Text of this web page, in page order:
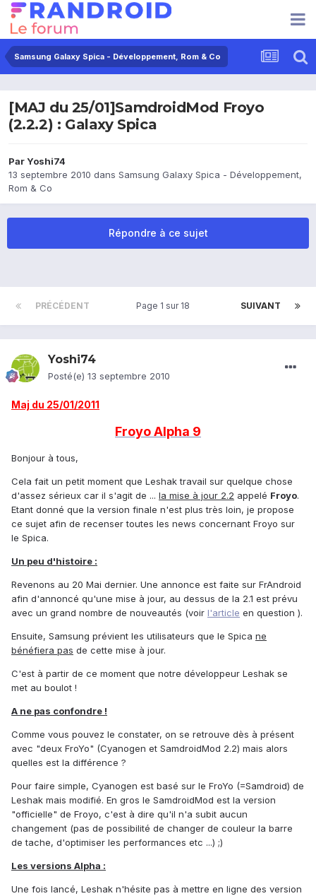
Samsung Galaxy Spica - Développement, Rom & Co
[MAJ du 25/01]SamdroidMod Froyo
(2.2.2) : Galaxy Spica
ParYoshi74
13 septembre 2010 dans Samsung Galaxy Spica - Développement,
Rom & Co
Répondre à ce sujet
PRÉCÉDENT SUIVANT
Page 1 sur 18
Yoshi74
Posté(e) 13 septembre 2010
Maj du 25/01/2011
Froyo Alpha 9
Bonjour à tous,
Cela fait un petit moment que Leshak travail sur quelque chose
d'assez sérieux car il s'agit de ... la mise à jour 2.2 appelé Froyo.
Etant donné que la version finale n'est plus très loin, je propose
ce sujet afin de recenser toutes les news concernant Froyo sur
le Spica.
Un peu d'histoire :
Revenons au 20 Mai dernier. Une annonce est faite sur FrAndroid
afin d'annoncé qu'une mise à jour, au dessus de la 2.1 est prévu
avec un grand nombre de nouveautés (voir l'article en question ).
Ensuite, Samsung prévient les utilisateurs que le Spica ne
bénéfiera pas de cette mise à jour.
C'est à partir de ce moment que notre développeur Leshak se
met au boulot !
A ne pas confondre !
Comme vous pouvez le constater, on se retrouve dès à présent
avec "deux FroYo" (Cyanogen et SamdroidMod 2.2) mais alors
quelles est la différence ?
Pour faire simple, Cyanogen est basé sur le FroYo (=Samdroid) de
Leshak mais modifié. En gros le SamdroidMod est la version
"officielle" de Froyo, c'est à dire qu'il n'a subit aucun
changement (pas de possibilité de changer de couleur la barre
de tache, d'optimiser les performances etc ...) ;)
Les versions Alpha :
Une fois lancé, Leshak n'hésite pas à mettre en ligne des version